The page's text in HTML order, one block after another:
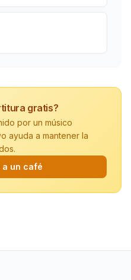
gratis?
por un músico
ayuda a mantener la
a un café